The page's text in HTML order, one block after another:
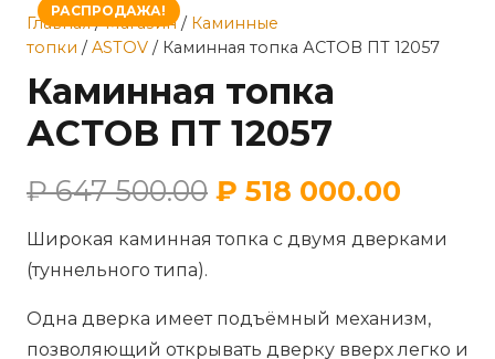
РАСПРОДАЖА!
Главная/Магазин/ Каминные
топки /ASTOV / Каминная топка АСТОВ ПТ 12057
Каминная топка
АСТОВ ПТ 12057
₽647 500.00 ₽ 518 000.00
Широкая каминная топка с двумя дверками
(туннельного типа).
Одна дверка имеет подъёмный механизм,
позволяющий открывать дверку вверх легко и